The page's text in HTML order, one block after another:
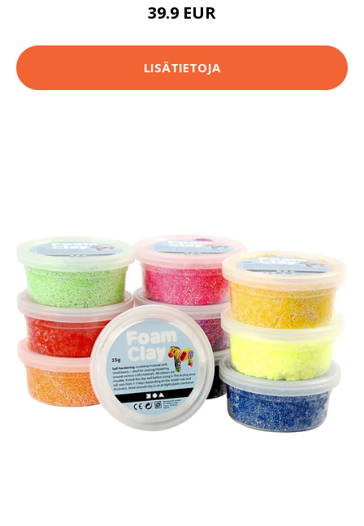
39.9 EUR
LISÄTIETOJA